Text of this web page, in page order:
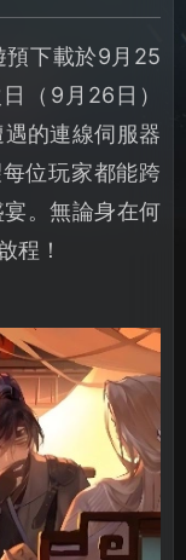
預下載於9月25
（9月26日）
的連線伺服器
位玩家都能跨
。無論身在何
程！